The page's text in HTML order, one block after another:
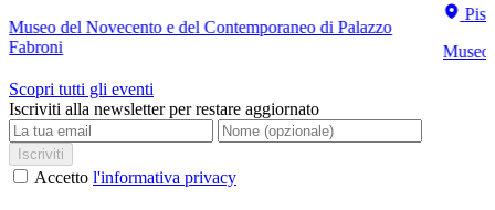
Museo del Novecento e del Contemporaneo di Palazzo
Fabroni
Museo
Scopri tutti gli eventi
Iscriviti alla newsletter per restare aggiornato
Iscriviti
Accetto l'informativa privacy